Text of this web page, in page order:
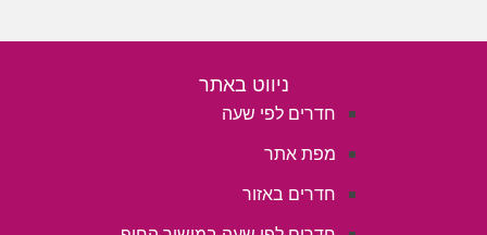
ניווט באתר
חדרים לפי שעה
מפת אתר
חדרים באזור